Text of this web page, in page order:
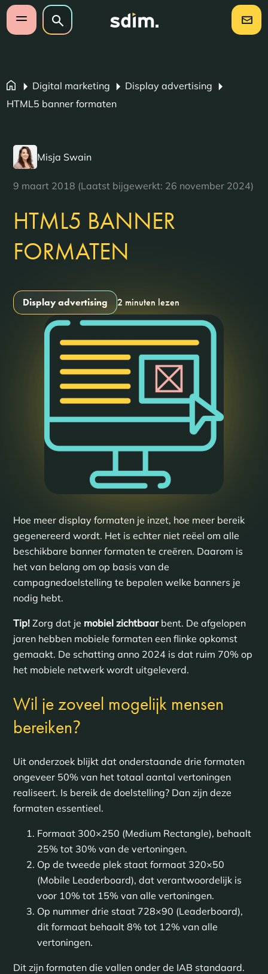
Navigatie overslaan
Open mobiel menu
Zoeken op website
Zoeken
Digital marketing
Display advertising
HTML5 banner formaten
Misja Swain
9 maart 2018 (Laatst bijgewerkt: 26 november 2024)
HTML5 BANNER
FORMATEN
Display advertising 2 minuten lezen
Hoe meer display formaten je inzet, hoe meer bereik
gegenereerd wordt. Het is echter niet reëel om alle
beschikbare banner formaten te creëren. Daarom is
het van belang om op basis van de
campagnedoelstelling te bepalen welke banners je
nodig hebt.
Tip! Zorg dat je mobiel zichtbaarbent. De afgelopen
jaren hebben mobiele formaten een flinke opkomst
gemaakt. De schatting anno 2024 is dat ruim 70% op
het mobiele netwerk wordt uitgeleverd.
Wil je zoveel mogelijk mensen
bereiken?
Uit onderzoek blijkt dat onderstaande drie formaten
ongeveer 50% van het totaal aantal vertoningen
realiseert. Is bereik de doelstelling? Dan zijn deze
formaten essentieel.
Formaat 300×250 (Medium Rectangle), behaalt
25% tot 30% van de vertoningen.
Op de tweede plek staat formaat 320×50
(Mobile Leaderboard), dat verantwoordelijk is
voor 10% tot 15% van alle vertoningen.
Op nummer drie staat 728×90 (Leaderboard),
dit formaat behaalt 8% tot 12% van alle
vertoningen.
Dit zijn formaten die vallen onder de IAB standaard.